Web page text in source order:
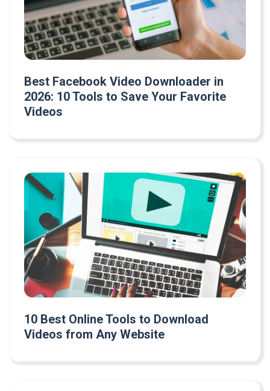
Best Facebook Video Downloader in
2026: 10 Tools to Save Your Favorite
Videos
10 Best Online Tools to Download
Videos from Any Website